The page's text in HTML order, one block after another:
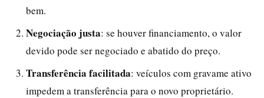
bem.
Negociação justa: se houver financiamento, o valor
devido pode ser negociado e abatido do preço.
Transferência facilitada: veículos com gravame ativo
impedem a transferência para o novo proprietário.